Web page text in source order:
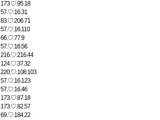
173.♡.95.18
57.♡.16.31
83.♡.206.71
57.♡.16.110
66.♡.77.9
57.♡.16.56
216.♡.216.44
124.♡.37.32
220.♡.108.103
57.♡.16.123
57.♡.16.46
173.♡.87.18
173.♡.82.57
69.♡.184.22